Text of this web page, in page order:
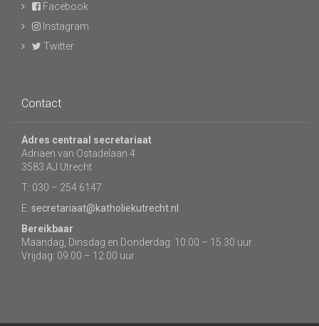
Facebook
Instagram
Twitter
Contact
Adres centraal secretariaat
Adriaen van Ostadelaan 4
3583 AJ Utrecht
T: 030 – 254 6147
E: secretariaat@katholiekutrecht.nl
Bereikbaar
Maandag, Dinsdag en Donderdag: 10.00 – 15.30 uur
Vrijdag: 09.00 – 12.00 uur